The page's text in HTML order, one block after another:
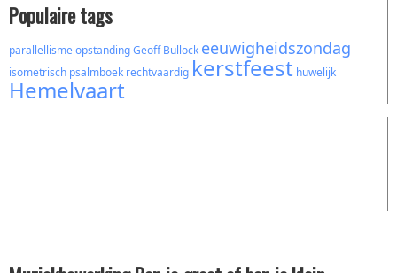
Populaire tags
parallellismeopstandingGeoff Bullock eeuwigheidszondag
isometrisch psalmboek rechtvaardig kerstfeest huwelijk
Hemelvaart